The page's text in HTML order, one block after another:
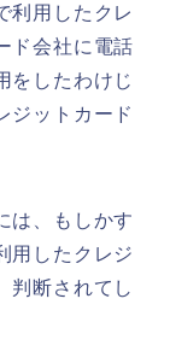
利用したクレ
ド会社に電話
をしたわけじ
ジットカード
は、もしかす
用したクレジ
判断されてし